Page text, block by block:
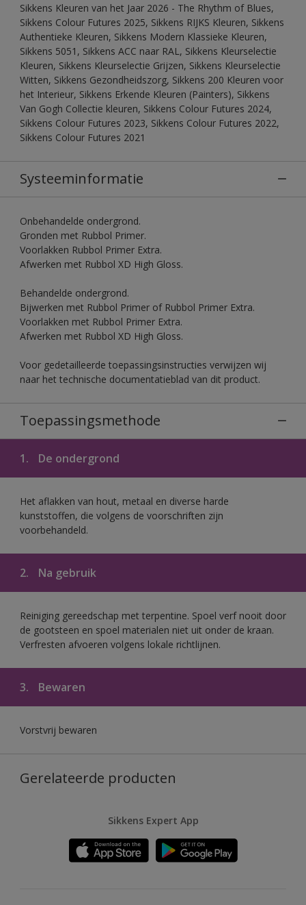
Sikkens Kleuren van het Jaar 2026 - The Rhythm of Blues,
Sikkens Colour Futures 2025, Sikkens RIJKS Kleuren, Sikkens
Authentieke Kleuren, Sikkens Modern Klassieke Kleuren,
Sikkens 5051, Sikkens ACC naar RAL, Sikkens Kleurselectie
Kleuren, Sikkens Kleurselectie Grijzen, Sikkens Kleurselectie
Witten, Sikkens Gezondheidszorg, Sikkens 200 Kleuren voor
het Interieur, Sikkens Erkende Kleuren (Painters), Sikkens
Van Gogh Collectie kleuren, Sikkens Colour Futures 2024,
Sikkens Colour Futures 2023, Sikkens Colour Futures 2022,
Sikkens Colour Futures 2021
Systeeminformatie
Onbehandelde ondergrond.
Gronden met Rubbol Primer.
Voorlakken Rubbol Primer Extra.
Afwerken met Rubbol XD High Gloss.
Behandelde ondergrond.
Bijwerken met Rubbol Primer of Rubbol Primer Extra.
Voorlakken met Rubbol Primer Extra.
Afwerken met Rubbol XD High Gloss.
Voor gedetailleerde toepassingsinstructies verwijzen wij
naar het technische documentatieblad van dit product.
Toepassingsmethode
1. De ondergrond
Het aflakken van hout, metaal en diverse harde
kunststoffen, die volgens de voorschriften zijn
voorbehandeld.
2. Na gebruik
Reiniging gereedschap met terpentine. Spoel verf nooit door
de gootsteen en spoel materialen niet uit onder de kraan.
Verfresten afvoeren volgens lokale richtlijnen.
3. Bewaren
Vorstvrij bewaren
Gerelateerde producten
Sikkens Expert App